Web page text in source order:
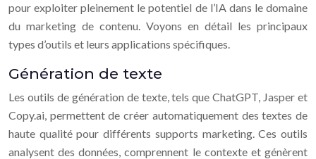
pour exploiter pleinement le potentiel de l’IA dans le domaine
du marketing de contenu. Voyons en détail les principaux
types d’outils et leurs applications spécifiques.
Génération de texte
Les outils de génération de texte, tels que ChatGPT, Jasper et
Copy.ai, permettent de créer automatiquement des textes de
haute qualité pour différents supports marketing. Ces outils
analysent des données, comprennent le contexte et génèrent